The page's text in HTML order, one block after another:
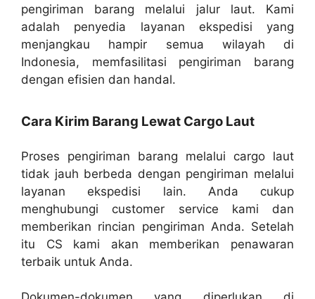
pengiriman barang melalui jalur laut. Kami
adalah penyedia layanan ekspedisi yang
menjangkau hampir semua wilayah di
Indonesia, memfasilitasi pengiriman barang
dengan efisien dan handal.
Cara Kirim Barang Lewat Cargo Laut
Proses pengiriman barang melalui cargo laut
tidak jauh berbeda dengan pengiriman melalui
layanan ekspedisi lain. Anda cukup
menghubungi customer service kami dan
memberikan rincian pengiriman Anda. Setelah
itu CS kami akan memberikan penawaran
terbaik untuk Anda.